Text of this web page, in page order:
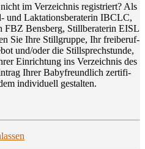
im Ver­zeich­nis regis­triert? Als
und Lak­ta­ti­ons­be­ra­te­rin IBCLC,
FBZ Bens­berg, Still­be­ra­te­rin EISL
Sie Ihre Still­grup­pe, Ihr frei­be­ruf­
und/oder die Still­sprech­stun­de,
Ein­rich­tung ins Ver­zeich­nis des
Ihrer Baby­freund­lich zer­ti­fi­
indi­vi­du­ell gestalten.